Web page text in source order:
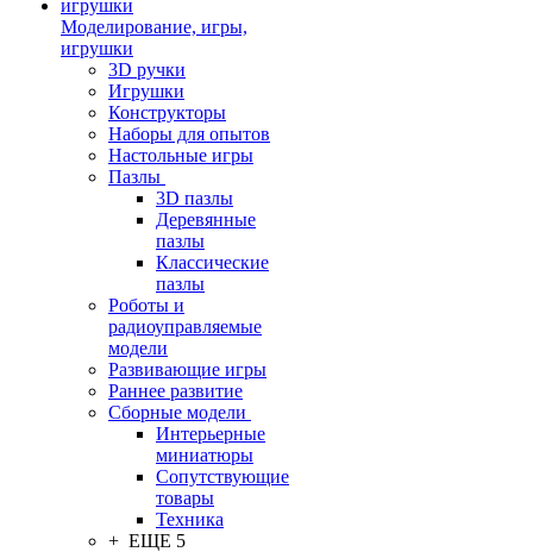
Моделирование, игры,
игрушки
3D ручки
Игрушки
Конструкторы
Наборы для опытов
Настольные игры
Пазлы
3D пазлы
Деревянные
пазлы
Классические
пазлы
Роботы и
радиоуправляемые
модели
Развивающие игры
Раннее развитие
Сборные модели
Интерьерные
миниатюры
Сопутствующие
товары
Техника
+ ЕЩЕ 5